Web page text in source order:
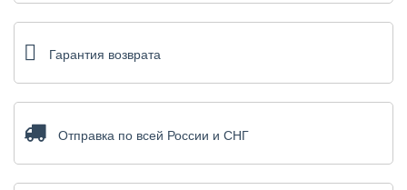
Гарантия возврата
Отправка по всей России и СНГ